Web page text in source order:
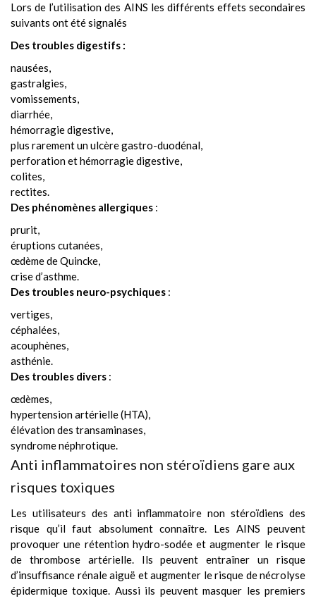
Lors de l’utilisation des AINS les différents effets secondaires
suivants ont été signalés
Des troubles digestifs :
nausées,
gastralgies,
vomissements,
diarrhée,
hémorragie digestive,
plus rarement un ulcère gastro-duodénal,
perforation et hémorragie digestive,
colites,
rectites.
Des phénomènes allergiques :
prurit,
éruptions cutanées,
œdème de Quincke,
crise d’asthme.
Des troubles neuro-psychiques :
vertiges,
céphalées,
acouphènes,
asthénie.
Des troubles divers :
œdèmes,
hypertension artérielle (HTA),
élévation des transaminases,
syndrome néphrotique.
Anti inflammatoires non stéroïdiens gare aux
risques toxiques
Les utilisateurs des anti inflammatoire non stéroïdiens des
risque qu’il faut absolument connaître. Les AINS peuvent
provoquer une rétention hydro-sodée et augmenter le risque
de thrombose artérielle. Ils peuvent entraîner un risque
d’insuffisance rénale aiguë et augmenter le risque de nécrolyse
épidermique toxique. Aussi ils peuvent masquer les premiers